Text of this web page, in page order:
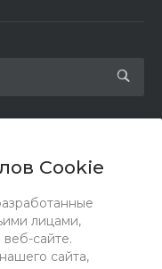
Cookie
лицами,
сайте.
сайта,
оф.311